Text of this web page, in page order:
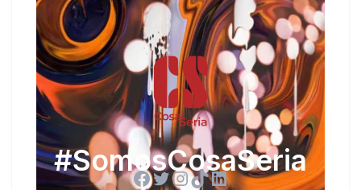
#SomosCosaSeria
Facebook
Twitter
Instagram
TikTok
LinkedIn